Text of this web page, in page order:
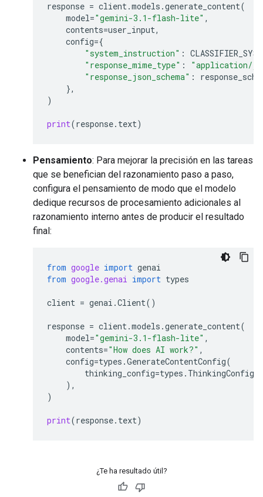
response = client.models .generate_content(
model="gemini-3.1-flash-lite" ,
contents=user_input,
config={
"system_instruction" :
"response_mime_type" :
"application/
"response_json_schema" :
},
)
print(response. text)
Pensamiento: Para mejorar la precisión en las tareas
que se benefician del razonamiento paso a paso,
configura el pensamiento de modo que el modelo
dedique recursos de procesamiento adicionales al
razonamiento interno antes de producir el resultado
final:
from google import genai
from google.genai import types
client = genai .Client()
response = client.models .generate_content(
model="gemini-3.1-flash-lite" ,
contents="How does AI work?" ,
config=types .GenerateContentConfig(
thinking_config=types . ThinkingConfig
),
)
print(response. text)
¿Te ha resultado útil?